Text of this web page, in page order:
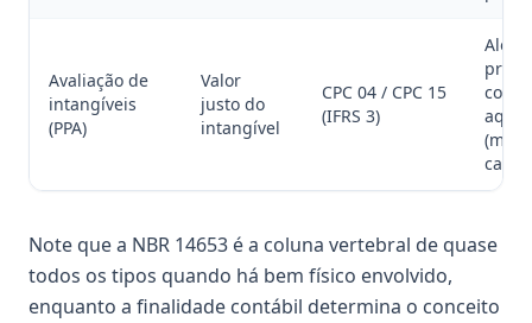
Avaliação de
intangíveis
(PPA)
Valor
justo do
intangível
CPC 04 / CPC 15
(IFRS 3)
Note que a NBR 14653 é a coluna vertebral de quase
todos os tipos quando há bem físico envolvido,
enquanto a finalidade contábil determina o conceito